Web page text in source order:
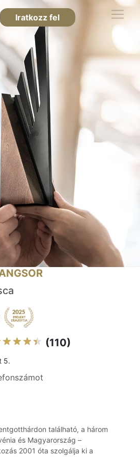
Iratkozz fel
(110)
5.
található, a három
és Magyarország –
2001 óta szolgálja ki a